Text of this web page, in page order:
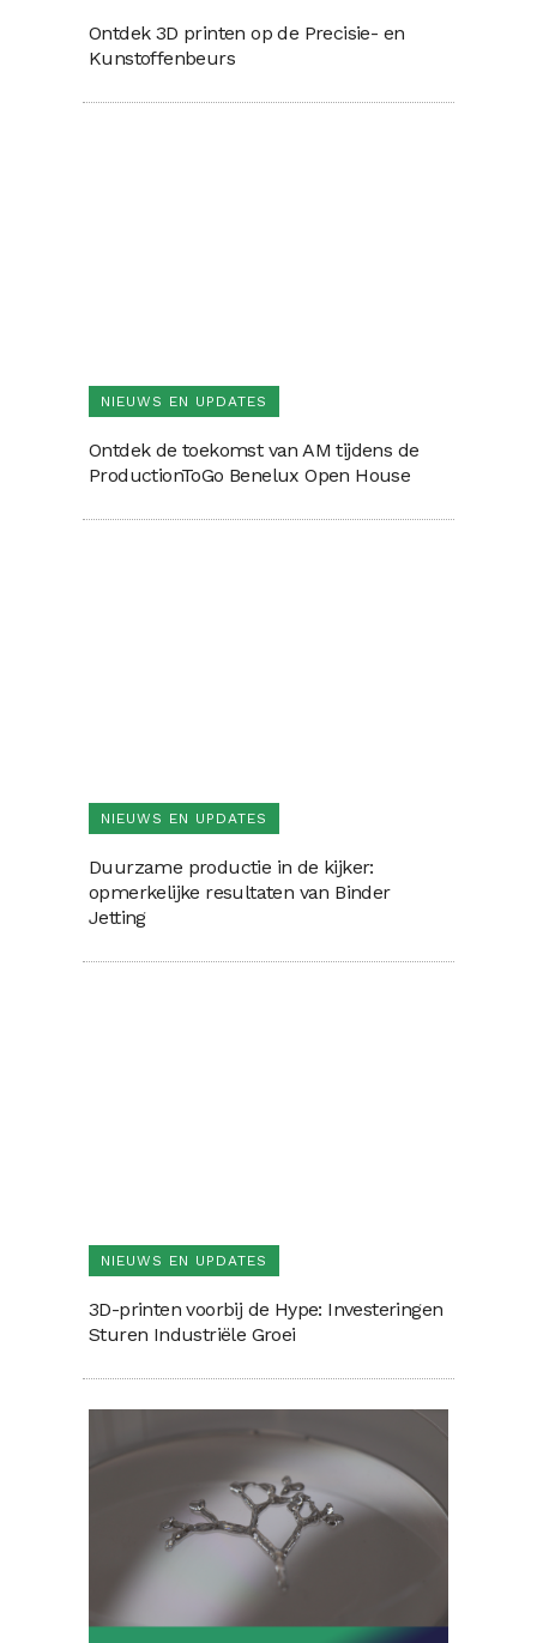
Ontdek 3D printen op de Precisie- en
Kunstoffenbeurs
NIEUWS EN UPDATES
Ontdek de toekomst van AM tijdens de
ProductionToGo Benelux Open House
NIEUWS EN UPDATES
Duurzame productie in de kijker:
opmerkelijke resultaten van Binder
Jetting
NIEUWS EN UPDATES
3D-printen voorbij de Hype: Investeringen
Sturen Industriële Groei